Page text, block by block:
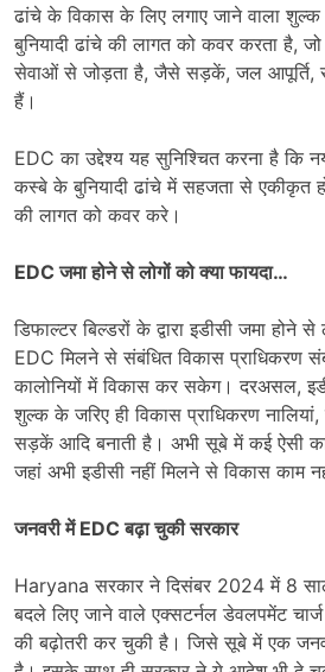
ढांचे के विकास के लिए लगाए जाने वाला
बुनियादी ढांचे की लागत को कवर करता है, जो
सेवाओं से जोड़ता है, जैसे सड़कें, जल आपूर्ति,
हैं।
EDC का उद्देश्य यह सुनिश्चित करना है कि
कस्बे के बुनियादी ढांचे में सहजता से एकीकृत
की लागत को कवर करे।
EDC जमा होने से लोगों को क्या फायदा…
डिफाल्टर बिल्डरों के द्वारा इडीसी जमा होने से
EDC मिलने से संबंधित विकास प्राधिकरण
कालोनियों में विकास कर सकेग। दरअसल,
शुल्क के जरिए ही विकास प्राधिकरण
सड़कें आदि बनाती है। अभी सूबे में कई ऐसी
जहां अभी इडीसी नहीं मिलने से विकास काम
जनवरी में EDC बढ़ा चुकी सरकार
Haryana सरकार ने दिसंबर 2024 में 8
बदले लिए जाने वाले एक्सटर्नल डेवलपमेंट
की बढ़ोतरी कर चुकी है। जिसे सूबे में एक